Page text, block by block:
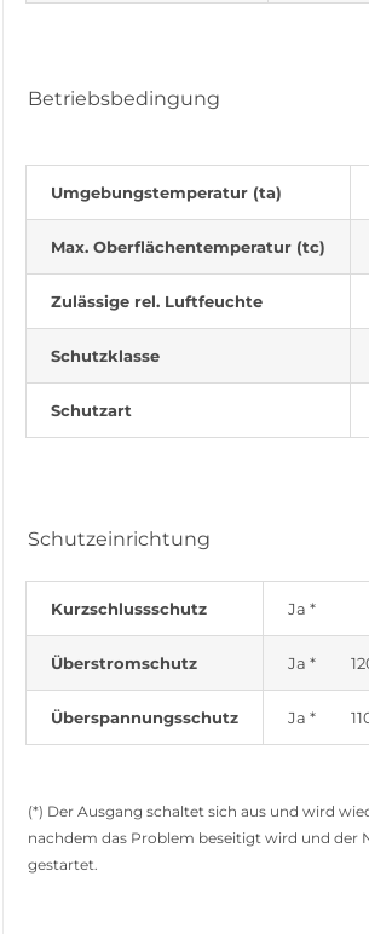
Betriebsbedingung
Umgebungstemperatur (ta)
Max. Oberflächentemperatur (tc)
Zulässige rel. Luftfeuchte
Schutzklasse
Schutzart
Schutzeinrichtung
Kurzschlussschutz Ja *
Überstromschutz Ja * 120
Überspannungsschutz Ja * 110
(*) Der Ausgang schaltet sich aus und wird
nachdem das Problem beseitigt wird und der
gestartet.